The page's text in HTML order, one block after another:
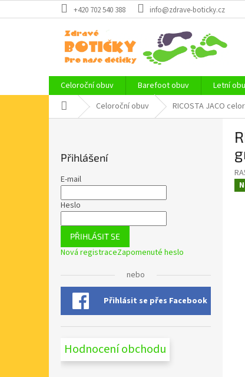
na
+420 702 540 388 info@zdrave-boticky.cz
Celoroční obuv Barefoot obuv Letní
Domů Celoroční obuv RICOSTA JACO
Přihlášení
E-mail
Heslo
PŘIHLÁSIT SE
Nová registraceZapomenuté heslo
nebo
Přihlásit se přes Facebook
Hodnocení obchodu